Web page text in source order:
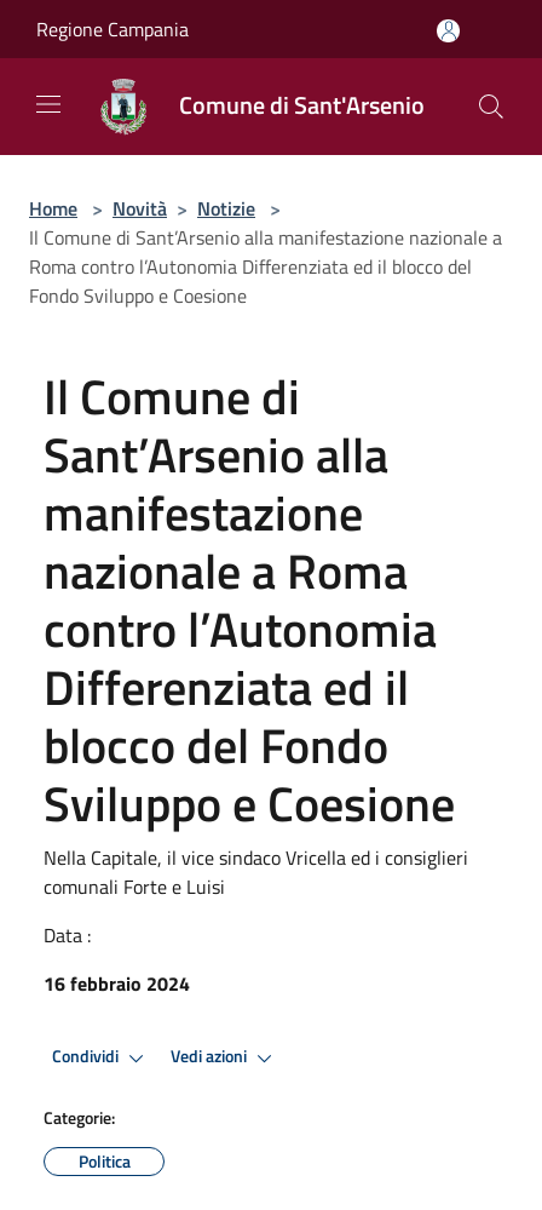
Regione Campania
Comune di Sant'Arsenio
Home > Novità > Notizie >
Il Comune di Sant’Arsenio alla manifestazione nazionale a
Roma contro l’Autonomia Differenziata ed il blocco del
Fondo Sviluppo e Coesione
Il Comune di
Sant’Arsenio alla
manifestazione
nazionale a Roma
contro l’Autonomia
Differenziata ed il
blocco del Fondo
Sviluppo e Coesione
Nella Capitale, il vice sindaco Vricella ed i consiglieri
comunali Forte e Luisi
Data :
16 febbraio 2024
Condividi Vedi azioni
Categorie:
Politica